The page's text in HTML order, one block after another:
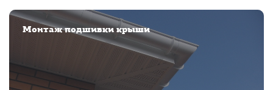
Монтаж подшивки крыши